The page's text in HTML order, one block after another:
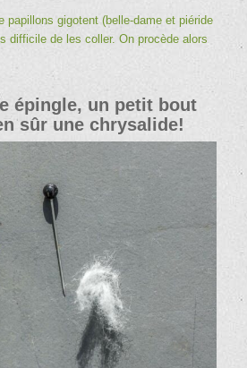
papillons gigotent (belle-dameet piéride
difficile de les coller. On procède alors
épingle, un petit bout
sûr une chrysalide!